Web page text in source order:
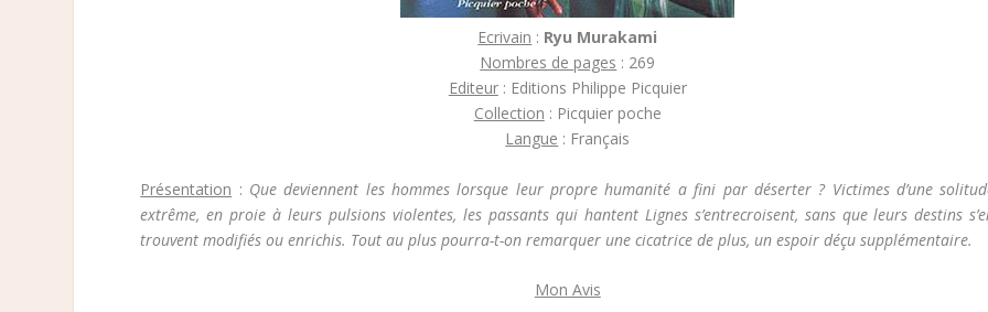
Ecrivain : Ryu Murakami
Nombres de pages : 269
Editeur: Editions Philippe Picquier
Collection : Picquier poche
Langue : Français
Présentation : Que deviennent les hommes lorsque leur propre humanité a fini par déserter ? Victimes d’une
extrême, en proie à leurs pulsions violentes, les passants qui hantent Lignes s’entrecroisent, sans que leurs destins
trouvent modifiés ou enrichis. Tout au plus pourra-t-on remarquer une cicatrice de plus, un espoir déçu supplémentaire.
Mon Avis